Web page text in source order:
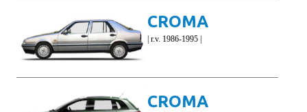
CROMA
| r.v. 1986-1995 |
CROMA